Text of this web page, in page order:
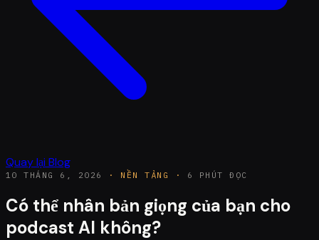
Quay lại Blog
10 THÁNG 6, 2026 · NỀN TẢNG · 6 PHÚT ĐỌC
Có thể nhân bản giọng của bạn cho
podcast AI không?